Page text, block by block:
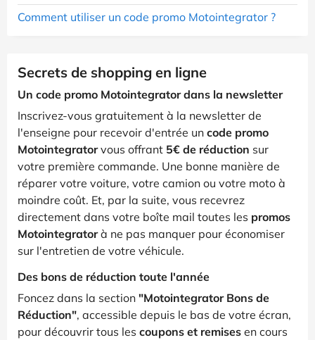
Comment utiliser un code promo Motointegrator ?
Secrets de shopping en ligne
Un code promo Motointegrator dans la newsletter
Inscrivez-vous gratuitement à la newsletter de
l'enseigne pour recevoir d'entrée un code promo
Motointegratorvous offrant 5€ de réduction sur
votre première commande. Une bonne manière de
réparer votre voiture, votre camion ou votre moto à
moindre coût. Et, par la suite, vous recevrez
directement dans votre boîte mail toutes les promos
Motointegratorà ne pas manquer pour économiser
sur l'entretien de votre véhicule.
Des bons de réduction toute l'année
Foncez dans la section "Motointegrator Bons de
Réduction", accessible depuis le bas de votre écran,
pour découvrir tous les coupons et remises en cours